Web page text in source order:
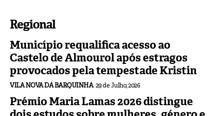
Regional
Município requalifica acesso ao
Castelo de Almourol após estragos
provocados pela tempestade Kristin
VILA NOVA DA BARQUINHA 29 de Julho, 2026
Prémio Maria Lamas 2026 distingue